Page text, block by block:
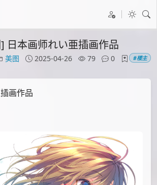
日本画师れい亜插画作品
美图 2025-04-26 79
0
#楼主
画作品